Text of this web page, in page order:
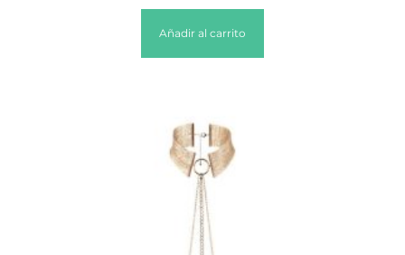
Añadir al carrito